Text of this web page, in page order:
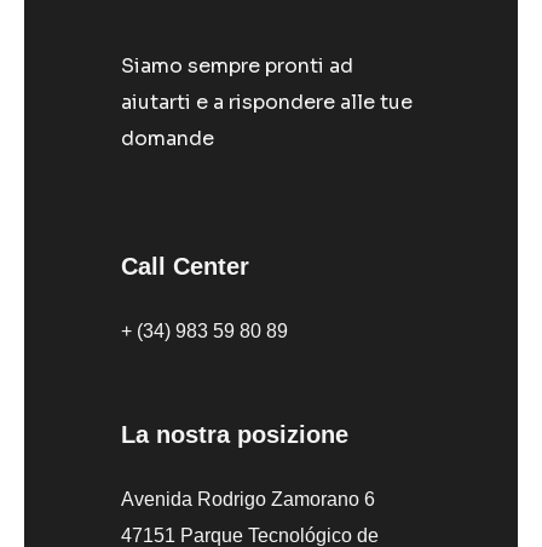
Siamo sempre pronti ad
aiutarti e a rispondere alle tue
domande
Call Center
+ (34) 983 59 80 89
La nostra posizione
Avenida Rodrigo Zamorano 6
47151 Parque Tecnológico de